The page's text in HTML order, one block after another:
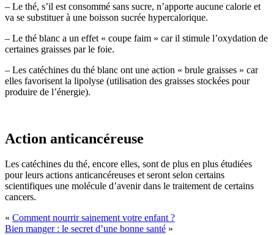
– Le thé, s’il est consommé sans sucre, n’apporte aucune calorie et
va se substituer à une boisson sucrée hypercalorique.
– Le thé blanc a un effet « coupe faim » car il stimule l’oxydation de
certaines graisses par le foie.
– Les catéchines du thé blanc ont une action « brule graisses » car
elles favorisent la lipolyse (utilisation des graisses stockées pour
produire de l’énergie).
Action anticancéreuse
Les catéchines du thé, encore elles, sont de plus en plus étudiées
pour leurs actions anticancéreuses et seront selon certains
scientifiques une molécule d’avenir dans le traitement de certains
cancers.
« Comment nourrir sainement votre enfant ?
Bien manger : le secret d’une bonne santé »